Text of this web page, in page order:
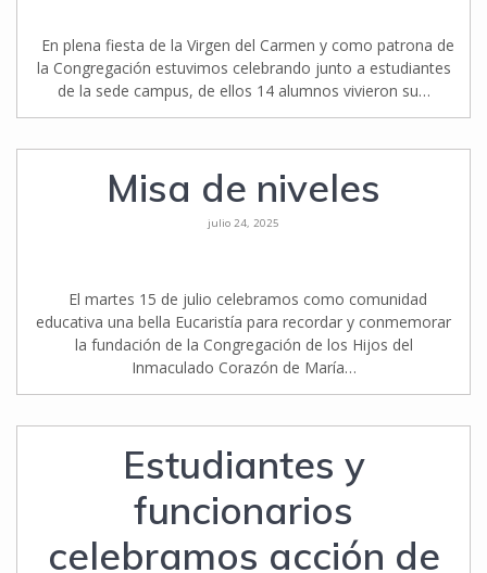
En plena fiesta de la Virgen del Carmen y como patrona de
la Congregación estuvimos celebrando junto a estudiantes
de la sede campus, de ellos 14 alumnos vivieron su…
Misa de niveles
julio 24, 2025
El martes 15 de julio celebramos como comunidad
educativa una bella Eucaristía para recordar y conmemorar
la fundación de la Congregación de los Hijos del
Inmaculado Corazón de María…
Estudiantes y
funcionarios
celebramos acción de